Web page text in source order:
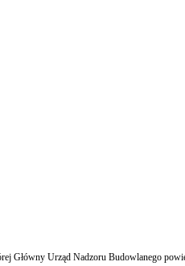
Główny Urząd Nadzoru Budowlanego